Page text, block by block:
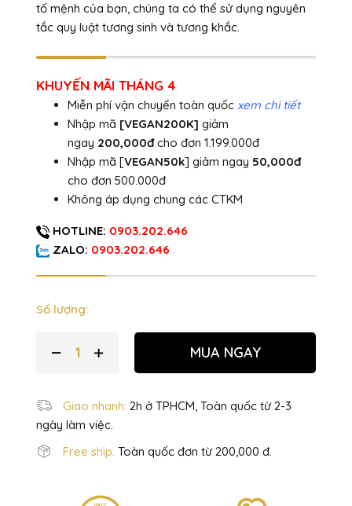
tố mệnh của bạn, chúng ta có thể sử dụng nguyên
tắc quy luật tương sinh và tương khắc.
KHUYẾN MÃI THÁNG 4
Miễn phí vận chuyển toàn quốc xem chi tiết
Nhập mã [VEGAN200K] giảm
ngay 200,000đcho đơn 1.199.000đ
Nhập mã [VEGAN50k] giảm ngay 50,000đ
cho đơn 500.000đ
Không áp dụng chung các CTKM
HOTLINE: 0903.202.646
ZALO: 0903.202.646
Số lượng:
MUA NGAY
Giao nhanh: 2h ở TPHCM, Toàn quốc từ 2-3
ngày làm việc.
Free ship: Toàn quốc đơn từ 200,000 đ.